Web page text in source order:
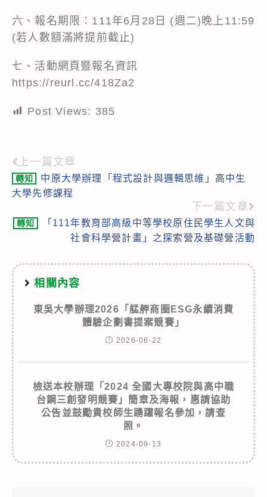
六、報名期限：111年6月28日 (週二)晚上11:59
(若人數額滿將提前截止)
七、活動網頁暨報名資訊
https://reurl.cc/418Za2
Post Views: 385
Read
more
上一篇文章
轉知
中原大學辦理「程式設計與邏輯思維」高中生
大學先修課程
下一篇文章
轉知
「111年教育部高級中等學校原住民學生人文與
社會科學營計畫」之探索營及基礎營活動
相關內容
東吳大學辦理2026「艋舺商圈ESG永續消費
體驗企劃書提案競賽」
2026-06-22
檢送本校辦理「2024 全國大專校院與高中職
台鋼三創發明競賽」簡章及海報，惠請協助
公告並鼓勵貴校師生踴躍報名參加，請查
照。
2024-09-13